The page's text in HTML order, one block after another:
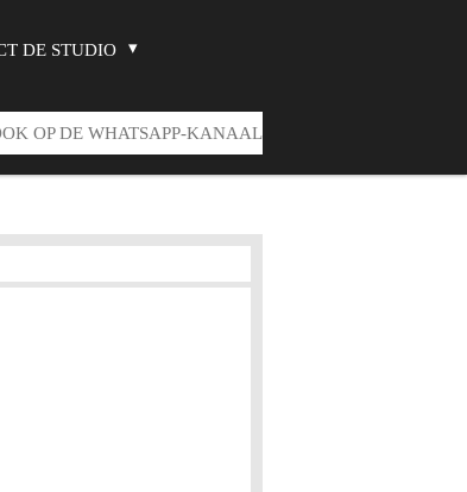
DE STUDIO
OP DE WHATSAPP-KANAAL